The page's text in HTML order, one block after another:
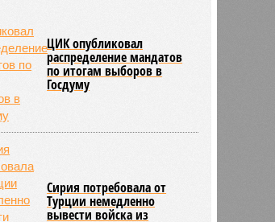
Итальянские аграрии забили
тревогу из-за засухи
ЦИК опубликовал
распределение мандатов
по итогам выборов в
Госдуму
Сирия потребовала от
Турции немедленно
вывести войска из